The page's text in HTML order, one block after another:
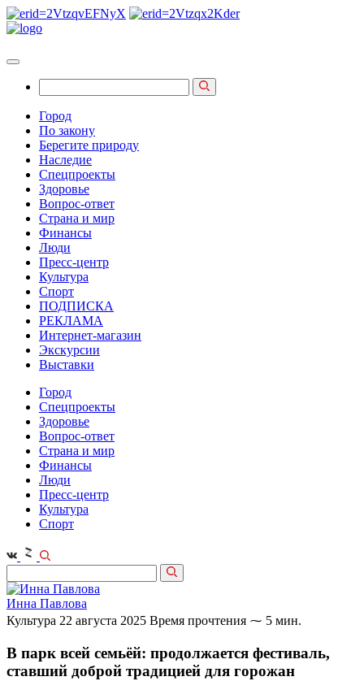
Город
По закону
Берегите природу
Наследие
Спецпроекты
Здоровье
Вопрос-ответ
Страна и мир
Финансы
Люди
Пресс-центр
Культура
Спорт
ПОДПИСКА
РЕКЛАМА
Интернет-магазин
Экскурсии
Выставки
Город
Спецпроекты
Здоровье
Вопрос-ответ
Страна и мир
Финансы
Люди
Пресс-центр
Культура
Спорт
Инна Павлова
Культура 22 августа 2025 Время прочтения ⁓ 5 мин.
В парк всей семьёй: продолжается фестиваль,
ставший доброй традицией для горожан